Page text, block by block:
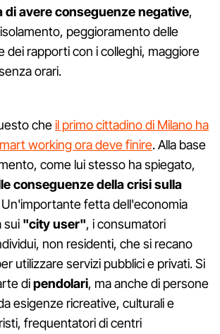
di avere conseguenze negative,
peggioramento delle
dei rapporti con i colleghi, maggiore
orari.
cheil primo cittadino di Milano ha
working ora deve finire. Alla base
come lui stesso ha spiegato,
conseguenze della crisi sulla
Un'importante fetta dell'economia
sui "city user", i consumatori
non residenti, che si recano
utilizzare servizi pubblici e privati. Si
dipendolari, ma anche di persone
esigenze ricreative, culturali e
frequentatori di centri